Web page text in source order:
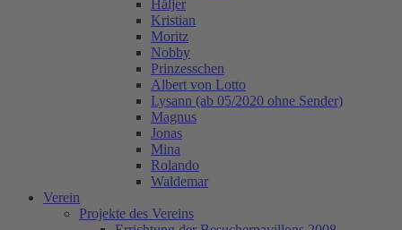
Håljer
Kristian
Moritz
Nobby
Prinzesschen
Albert von Lotto
Lysann (ab 05/2020 ohne Sender)
Magnus
Jonas
Mina
Rolando
Waldemar
Verein
Projekte des Vereins